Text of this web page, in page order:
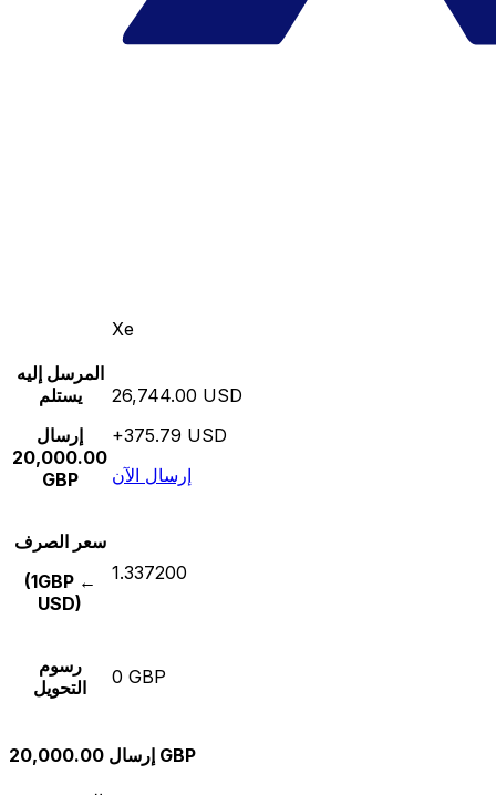
Xe
المرسل إليه
يستلم
إرسال
20,000.00
GBP
26,744.00 USD
+375.79 USD
إرسال الآن
سعر الصرف
(1GBP ←
USD)
1.337200
رسوم
التحويل
0 GBP
إرسال 20,000.00 GBP